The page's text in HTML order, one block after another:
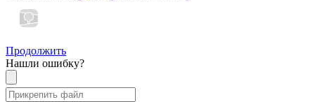
Продолжить
Нашли ошибку?